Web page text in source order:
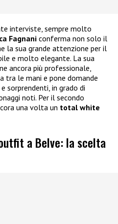
interviste, sempre molto
Fagnani conferma non solo il
la sua grande attenzione per il
e molto elegante. La sua
ancora più professionale,
tra le mani e pone domande
sorprendenti, in grado di
noti. Per il secondo
una volta un total white
a Belve: la scelta